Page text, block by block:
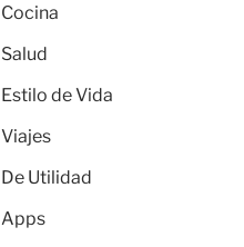
Cocina
Salud
Estilo de Vida
Viajes
De Utilidad
Apps